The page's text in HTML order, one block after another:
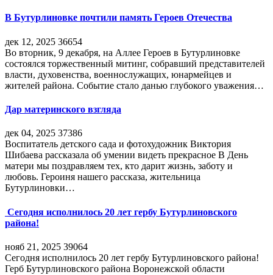
В Бутурлиновке почтили память Героев Отечества
дек 12, 2025 36654
Во вторник, 9 декабря, на Аллее Героев в Бутурлиновке
состоялся торжественный митинг, собравший представителей
власти, духовенства, военнослужащих, юнармейцев и
жителей района. Событие стало данью глубокого уважения…
Дар материнского взгляда
дек 04, 2025 37386
Воспитатель детского сада и фотохудожник Виктория
Шибаева рассказала об умении видеть прекрасное В День
матери мы поздравляем тех, кто дарит жизнь, заботу и
любовь. Героиня нашего рассказа, жительница
Бутурлиновки…
Сегодня исполнилось 20 лет гербу Бутурлиновского
района!
нояб 21, 2025 39064
Сегодня исполнилось 20 лет гербу Бутурлиновского района!
Герб Бутурлиновского района Воронежской области